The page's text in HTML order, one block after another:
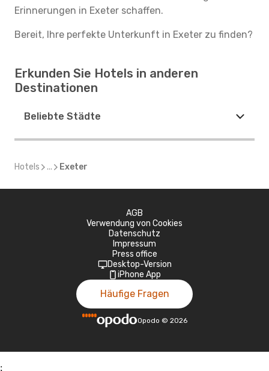
Erinnerungen in Exeter schaffen.
Bereit, Ihre perfekte Unterkunft in Exeter zu finden?
Erkunden Sie Hotels in anderen
Destinationen
Beliebte Städte
Hotels ... Exeter
AGB
Verwendung von Cookies
Datenschutz
Impressum
Press office
Desktop-Version
iPhone App
Häufige Fragen
Opodo © 2026
;